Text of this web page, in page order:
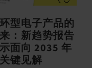
型电子产品的
：新趋势报告
面向 2035 年
键见解